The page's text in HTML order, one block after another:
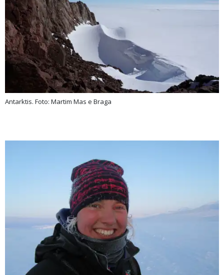
Antarktis. Foto: Martim Mas e Braga